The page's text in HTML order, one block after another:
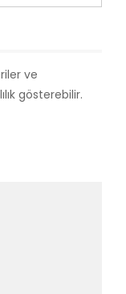
ve
gösterebilir.